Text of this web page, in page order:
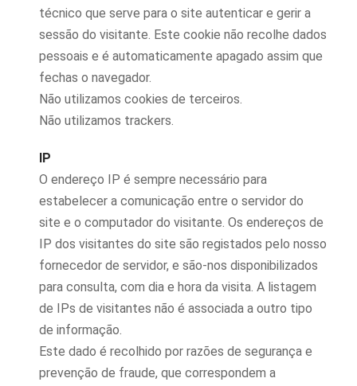
técnico que serve para o site autenticar e gerir a
sessão do visitante. Este cookie não recolhe dados
pessoais e é automaticamente apagado assim que
fechas o navegador.
Não utilizamos cookies de terceiros.
Não utilizamos trackers.
IP
O endereço IP é sempre necessário para
estabelecer a comunicação entre o servidor do
site e o computador do visitante. Os endereços de
IP dos visitantes do site são registados pelo nosso
fornecedor de servidor, e são-nos disponibilizados
para consulta, com dia e hora da visita. A listagem
de IPs de visitantes não é associada a outro tipo
de informação.
Este dado é recolhido por razões de segurança e
prevenção de fraude, que correspondem a